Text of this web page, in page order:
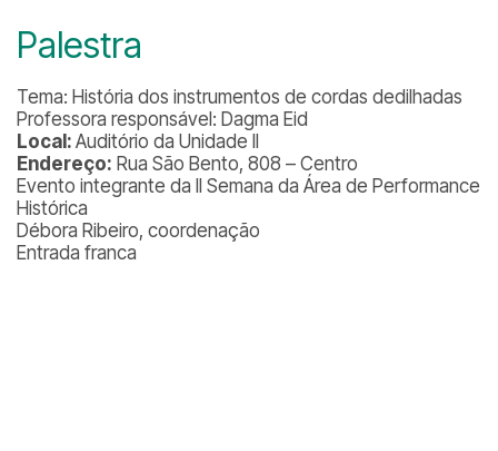
Palestra
Tema: História dos instrumentos de cordas dedilhadas
Professora responsável: Dagma Eid
Local: Auditório da Unidade II
Endereço: Rua São Bento, 808 – Centro
Evento integrante da II Semana da Área de Performance
Histórica
Débora Ribeiro, coordenação
Entrada franca